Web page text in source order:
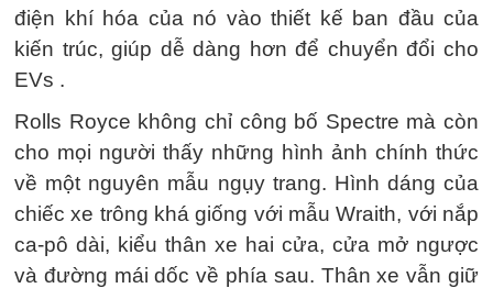
điện khí hóa của nó vào thiết kế ban đầu của
kiến trúc, giúp dễ dàng hơn để chuyển đổi cho
EVs .
Rolls Royce không chỉ công bố Spectre mà còn
cho mọi người thấy những hình ảnh chính thức
về một nguyên mẫu ngụy trang. Hình dáng của
chiếc xe trông khá giống với mẫu Wraith, với nắp
ca-pô dài, kiểu thân xe hai cửa, cửa mở ngược
và đường mái dốc về phía sau. Thân xe vẫn giữ